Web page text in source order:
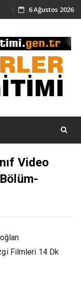
6 Ağustos 2026
Video
Filmleri 14 Dk